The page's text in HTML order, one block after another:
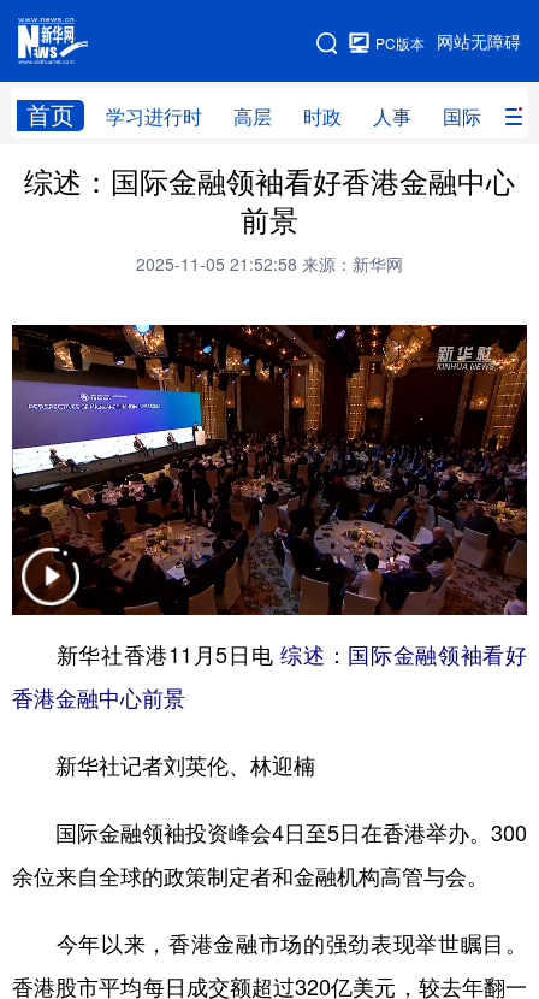
网站无障碍
PC版本
首页 学习进行时 高层 时政 人事 国际 财
网站地图
学习进行时 高层 时政 人事
科技 科创 量子 体育
文化 书画 健康 军事
视频 图片 政务
法律 中央文件 金融 汽车
食品 人居 信息化 数字经济
学术中国 乡村振兴 银龄 溯源中国
彩票
地方频道
北京 天津 河北 山西
辽宁 吉林 上海 江苏
综述：国际金融领袖看好香港金融中心
前景
2025-11-05 21:52:58 来源：新华网
新华社香港11月5日电综述：国际金融领袖看好
香港金融中心前景
新华社记者刘英伦、林迎楠
国际金融领袖投资峰会4日至5日在香港举办。300
余位来自全球的政策制定者和金融机构高管与会。
今年以来，香港金融市场的强劲表现举世瞩目。
香港股市平均每日成交额超过320亿美元，较去年翻一